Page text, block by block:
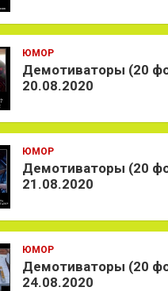
ЮМОР
Демотиваторы (20
20.08.2020
ЮМОР
Демотиваторы (20
21.08.2020
ЮМОР
Демотиваторы (20
24.08.2020